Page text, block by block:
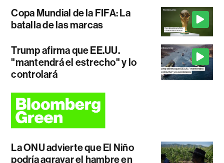
Copa Mundial de la FIFA: La
batalla de las marcas
Trump afirma que EE.UU.
"mantendrá el estrecho" y lo
controlará
La ONU advierte que El Niño
podría agravar el hambre en